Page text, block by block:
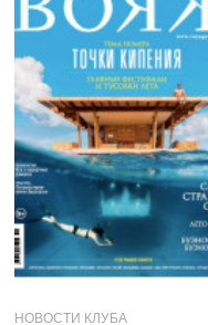
НОВОСТИ КЛУБА